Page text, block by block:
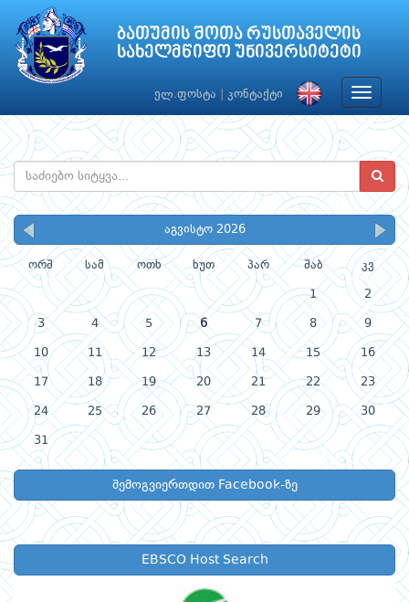
ბათუმის შოთა რუსთაველის
სახელმწიფო უნივერსიტეტი
ელ.ფოსტა კონტაქტი
Toggle
აგვისტო 2026
ორშ სამ ოთხ ხუთ პარ შაბ კვ
1 2
3 4 5 6 7 8 9
10 11 12 13 14 15 16
17 18 19 20 21 22 23
24 25 26 27 28 29 30
31
შემოგვიერთდით Facebook-ზე
EBSCO Host Search